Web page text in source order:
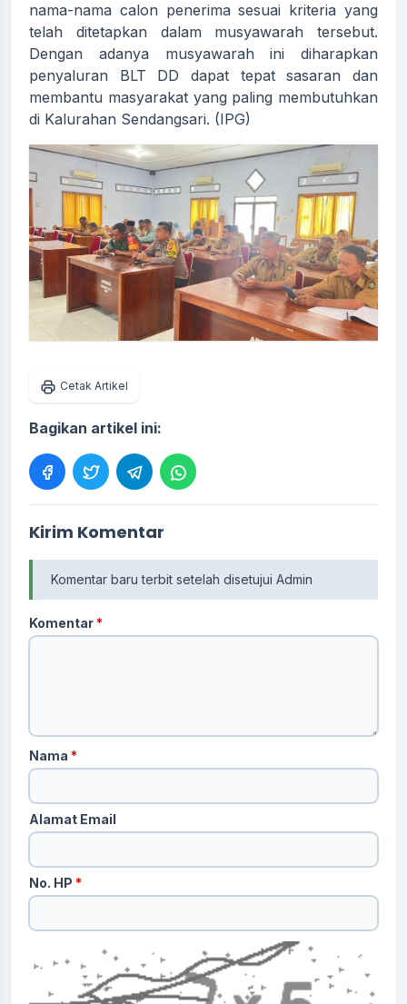
nama-nama calon penerima sesuai kriteria yang
telah ditetapkan dalam musyawarah tersebut.
Dengan adanya musyawarah ini diharapkan
penyaluran BLT DD dapat tepat sasaran dan
membantu masyarakat yang paling membutuhkan
di Kalurahan Sendangsari. (IPG)
Cetak Artikel
Bagikan artikel ini:
Kirim Komentar
Komentar baru terbit setelah disetujui Admin
Komentar*
Nama *
Alamat Email
No. HP *